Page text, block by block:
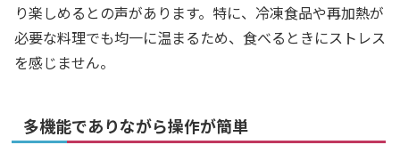
り楽しめるとの声があります。特に、冷凍食品や再加熱が
必要な料理でも均一に温まるため、食べるときにストレス
を感じません。
多機能でありながら操作が簡単